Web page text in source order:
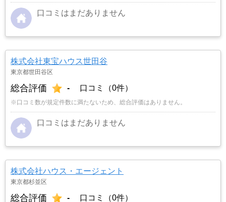
口コミはまだありません
株式会社東宝ハウス世田谷
東京都世田谷区
総合評価 - 口コミ（0件）
※口コミ数が規定件数に満たないため、総合評価はありません。
口コミはまだありません
株式会社ハウス・エージェント
東京都杉並区
総合評価 - 口コミ（0件）